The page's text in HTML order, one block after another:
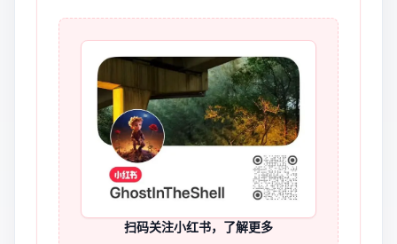
扫码关注小红书，了解更多